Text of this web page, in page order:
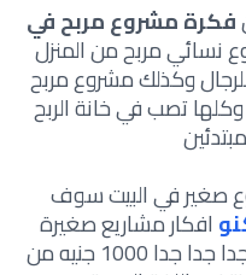
فكرة مشروع مربح في
نسائي مربح من المنزل
وكذلك مشروع مربح
تصب في خانة الربح
صغير في البيت سوف
افكار مشاريع صغيرة
مربحة وهو أسهل مشروع مربح جدا جدا جدا 1000 جنيه من